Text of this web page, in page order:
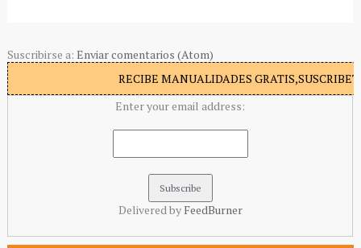
Suscribirse a: Enviar comentarios (Atom)
RECIBE MANUALIDADES
Enter your email address:
Delivered by FeedBurner